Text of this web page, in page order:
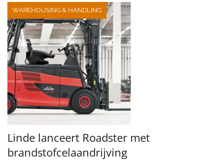
WAREHOUSING & HANDLING
Linde lanceert Roadster met
brandstofcelaandrijving